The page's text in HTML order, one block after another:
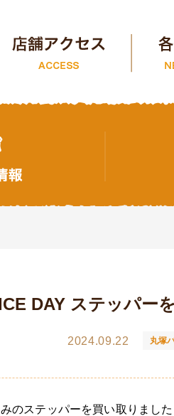
DAY ステッパー
2024.09.22 丸塚
のステッパーを買い取りました